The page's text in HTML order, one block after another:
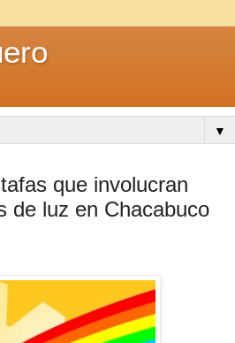
▼
que involucran
de luz en Chacabuco